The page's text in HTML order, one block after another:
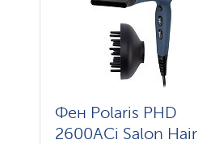
Фен Polaris PHD
2600AСi Salon Hair